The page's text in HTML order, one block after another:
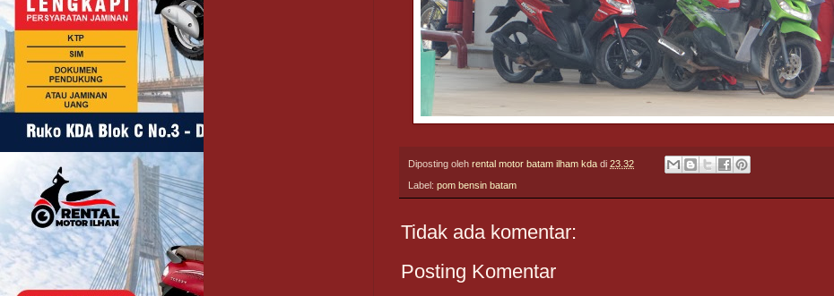
Diposting oleh rental motor batam ilham kda di 23.32
Label: pom bensin batam
Tidak ada komentar:
Posting Komentar